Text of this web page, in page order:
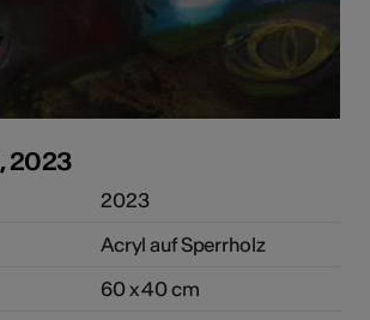
2023
2023
Acryl auf Sperrholz
60 x 40 cm